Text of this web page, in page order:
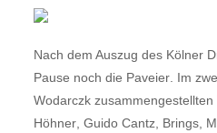
Nach dem Auszug des Kölner
Pause noch die Paveier. Im
Wodarczk
Höhner, Guido Cantz,